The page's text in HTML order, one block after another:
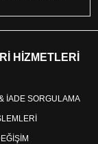
HİZMETLERİ
İADE SORGULAMA